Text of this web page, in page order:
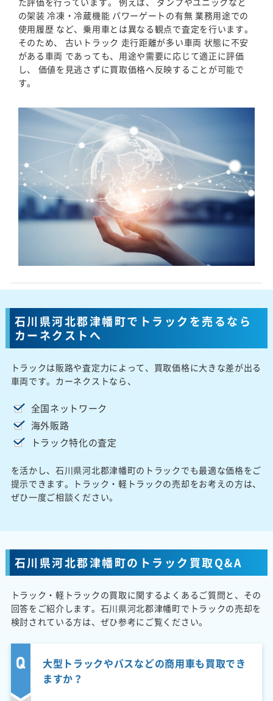
の架装 冷凍・冷蔵機能 パワーゲートの有無 業務用途での
使用履歴 など、乗用車とは異なる観点で査定を行います。
そのため、 古いトラック 走行距離が多い車両 状態に不安
がある車両 であっても、用途や需要に応じて適正に評価
し、 価値を見逃さずに買取価格へ反映することが可能で
す。
石川県河北郡津幡町でトラックを売るなら
カーネクストへ
トラックは販路や査定力によって、買取価格に大きな差が出る
車両です。カーネクストなら、
全国ネットワーク
海外販路
トラック特化の査定
を活かし、石川県河北郡津幡町のトラックでも最適な価格をご
提示できます。トラック・軽トラックの売却をお考えの方は、
ぜひ一度ご相談ください。
石川県河北郡津幡町のトラック買取Q&A
トラック・軽トラックの買取に関するよくあるご質問と、その
回答をご紹介します。石川県河北郡津幡町でトラックの売却を
検討されている方は、ぜひ参考にご覧ください。
大型トラックやバスなどの商用車も買取でき
ますか？